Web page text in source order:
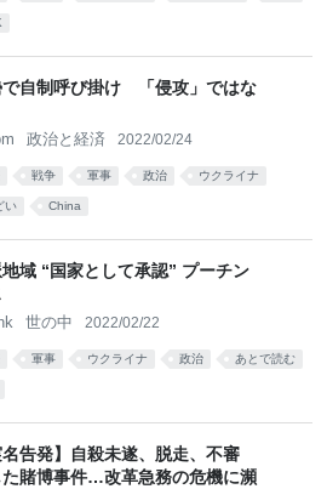
で自制呼び掛け 「侵攻」ではな
政治と経済 2022/02/24
戦争 軍事 政治 ウクライナ
い China
域 “国家として承認” プーチン
世の中 2022/02/22
軍事 ウクライナ 政治 あとで読む
名告発】自殺未遂、脱走、不審
賭博事件…改革急務の危機に瀕